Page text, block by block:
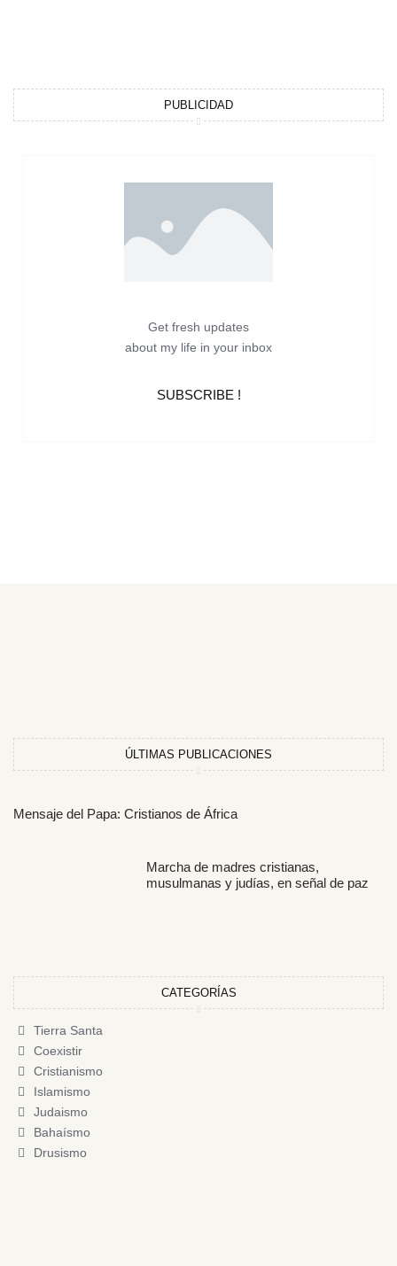
PUBLICIDAD
Get fresh updates
about my life in your inbox
SUBSCRIBE !
ÚLTIMAS PUBLICACIONES
Mensaje del Papa: Cristianos de África
Marcha de madres cristianas,
musulmanas y judías, en señal de paz
CATEGORÍAS
Tierra Santa
Coexistir
Cristianismo
Islamismo
Judaismo
Bahaísmo
Drusismo